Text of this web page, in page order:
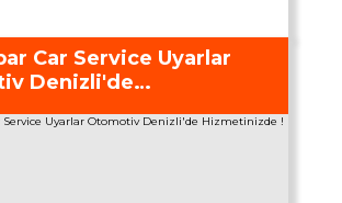
Car Service Uyarlar
Denizli'de